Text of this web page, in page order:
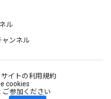
ル
ャンネル
サイトの利用規約
cookies
ご参加ください